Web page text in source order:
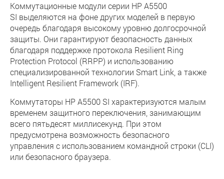
Коммутационные модули серии HP A5500
SI выделяются на фоне других моделей в первую
очередь благодаря высокому уровню долгосрочной
защиты. Они гарантируют безопасность данных
благодаря поддержке протокола Resilient Ring
Protection Protocol (RRPP) и использованию
специализированной технологии Smart Link, а также
Intelligent Resilient Framework (IRF).
Коммутаторы HP A5500 SI характеризуются малым
временем защитного переключения, занимающим
всего пятьдесят миллисекунд. При этом
предусмотрена возможность безопасного
управления с использованием командной строки (CLI)
или безопасного браузера.